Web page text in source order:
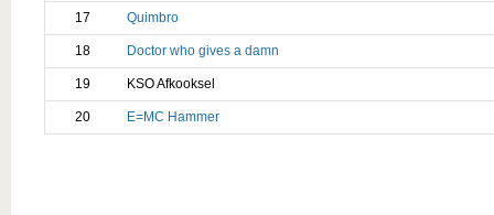
17 Quimbro
18 Doctor who gives a damn
19 KSO Afkooksel
20 E=MC Hammer